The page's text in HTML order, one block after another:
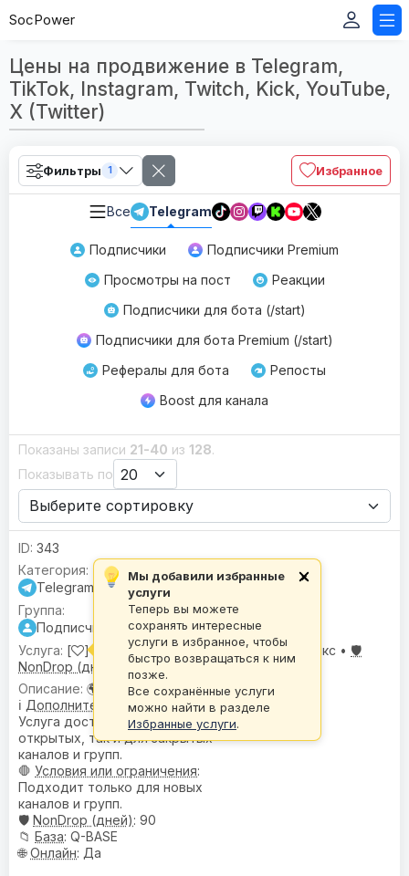
SocPower
Цены на продвижение в Telegram,
TikTok, Instagram, Twitch, Kick, YouTube,
X (Twitter)
Фильтры 1 Избранное
Все Telegram
Подписчики
Подписчики Premium
Просмотры на пост
Реакции
Подписчики для бота (/start)
Подписчики для бота Premium (/start)
Рефералы для бота
Репосты
Boost для канала
Показаны записи 21-40 из 128.
Показывать по
343
Telegram
Подписчики
[
] Подписчики с онлайном |🌍 Гео: Микс • 🛡️
NonDrop (дней):
90 •🌐 Онлайн:Да
🌍
География: Микс
ℹ️ Дополнительное описание:
Услуга доступна как для
открытых, так и для закрытых
каналов и групп.
🛑 Условия или ограничения:
Подходит только для новых
каналов и групп.
🛡️ NonDrop (дней): 90
📁 База: Q-BASE
🌐Онлайн: Да
Мы добавили избранные
услуги
Теперь вы можете
сохранять интересные
услуги в избранное, чтобы
быстро возвращаться к ним
позже.
Все сохранённые услуги
можно найти в разделе
Избранные услуги.
×